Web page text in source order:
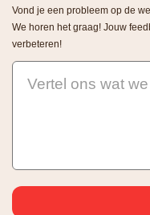
Vond je een probleem op de
We horen het graag! Jouw
verbeteren!
Vertel ons wat